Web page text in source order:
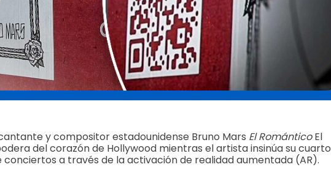
y compositor estadounidense Bruno Mars El RománticoEl
del corazón de Hollywood mientras el artista insinúa su cuarto
conciertos a través de la activación de realidad aumentada (AR).